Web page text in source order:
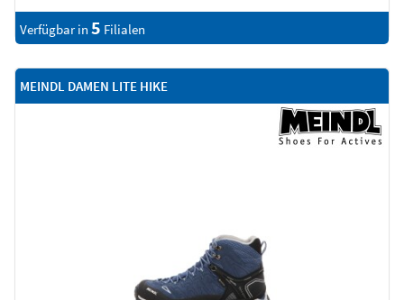
Verfügbar in 5 Filialen
MEINDL DAMEN LITE HIKE